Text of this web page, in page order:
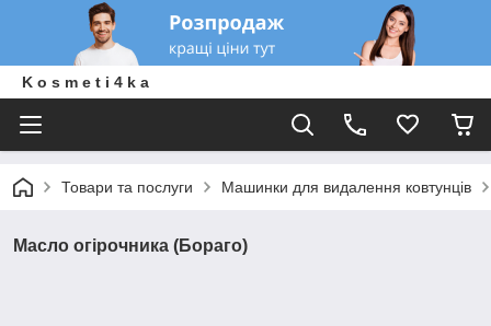
K o s m e t i 4 k a
Товари та послуги Машинки для видалення ковтунців
Масло огірочника (Бораго)